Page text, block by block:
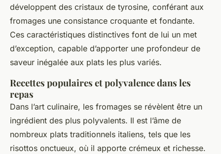
développent des cristaux de tyrosine, conférant aux
fromages une consistance croquante et fondante.
Ces caractéristiques distinctives font de lui un met
d’exception, capable d’apporter une profondeur de
saveur inégalée aux plats les plus variés.
Recettes populaires et polyvalence dans les
repas
Dans l’art culinaire, les fromages se révèlent être un
ingrédient des plus polyvalents. Il est l’âme de
nombreux plats traditionnels italiens, tels que les
risottos onctueux, où il apporte crémeux et richesse.